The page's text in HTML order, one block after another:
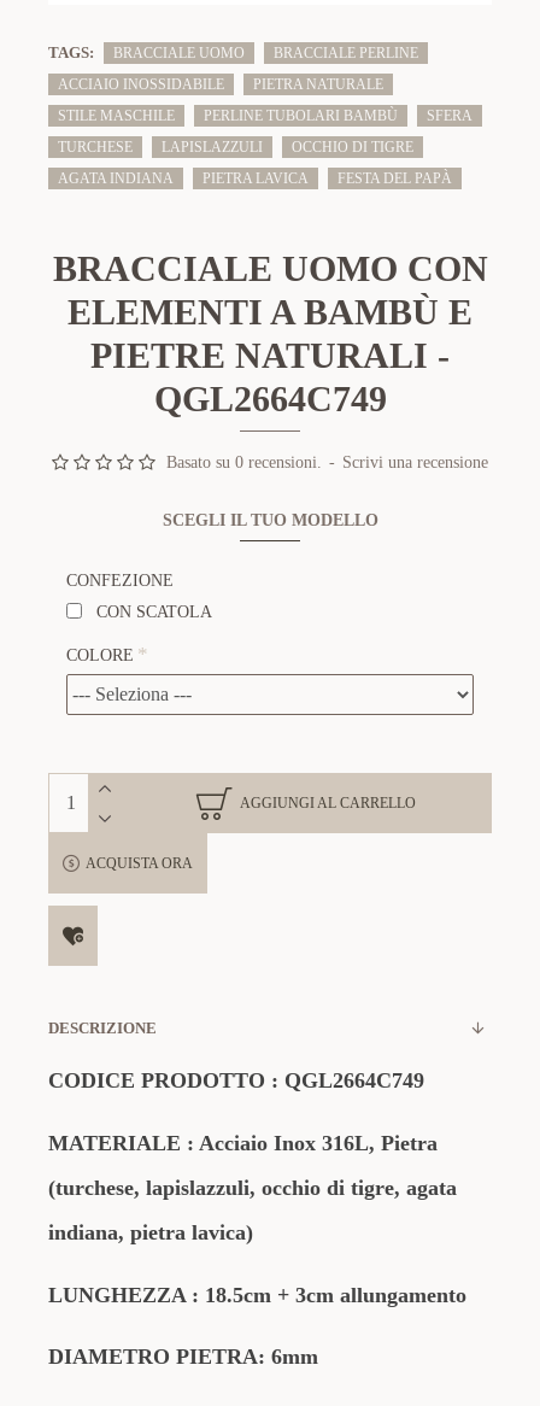
TAGS: BRACCIALE UOMO
BRACCIALE PERLINE
ACCIAIO INOSSIDABILE
PIETRA NATURALE
STILE MASCHILE
PERLINE TUBOLARI BAMBÙ
SFERA
TURCHESE
LAPISLAZZULI
OCCHIO DI TIGRE
AGATA INDIANA
PIETRA LAVICA FESTA DEL PAPÀ
BRACCIALE UOMO CON
ELEMENTI A BAMBÙ E
PIETRE NATURALI -
QGL2664C749
Basato su 0 recensioni. - Scrivi una recensione
SCEGLI IL TUO MODELLO
CONFEZIONE
CON SCATOLA
COLORE
AGGIUNGI AL CARRELLO
ACQUISTA ORA
DESCRIZIONE
CODICE PRODOTTO : QGL2664C749
MATERIALE : Acciaio Inox 316L, Pietra
(turchese, lapislazzuli, occhio di tigre, agata
indiana, pietra lavica)
LUNGHEZZA : 18.5cm + 3cm allungamento
DIAMETRO PIETRA: 6mm